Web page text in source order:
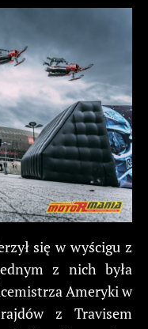
się w wyścigu z
z nich była
Ameryki w
z Travisem